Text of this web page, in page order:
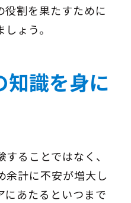
役割を果たすために
ょう。
知識を身に
ることではなく、
余計に不安が増大し
にあたるといつまで